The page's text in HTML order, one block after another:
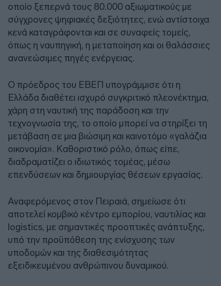
οποίο ξεπερνά τους 80.000 αξιωματικούς με
σύγχρονες ψηφιακές δεξιότητες, ενώ αντίστοιχα
κενά καταγράφονται και σε συναφείς τομείς,
όπως η ναυπηγική, η μεταποίηση και οι θαλάσσιες
ανανεώσιμες πηγές ενέργειας.
Ο πρόεδρος του ΕΒΕΠ υπογράμμισε ότι η
Ελλάδα διαθέτει ισχυρό συγκριτικό πλεονέκτημα,
χάρη στη ναυτική της παράδοση και την
τεχνογνωσία της, το οποίο μπορεί να στηρίξει τη
μετάβαση σε μια βιώσιμη και καινοτόμο «γαλάζια
οικονομία». Καθοριστικό ρόλο, όπως είπε,
διαδραματίζει ο ιδιωτικός τομέας, μέσω
επενδύσεων και δημιουργίας θέσεων εργασίας.
Αναφερόμενος στον Πειραιά, σημείωσε ότι
αποτελεί κομβικό κέντρο εμπορίου, ναυτιλίας και
logistics, με σημαντικές προοπτικές ανάπτυξης,
υπό την προϋπόθεση της ενίσχυσης των
υποδομών και της διαθεσιμότητας
εξειδικευμένου ανθρώπινου δυναμικού.